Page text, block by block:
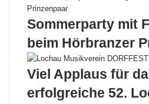
e
m
„
S
P
A
R
b
l
a
c
t
a
Sommerparty mit
beim Hörbranzer
Viel Applaus für
erfolgreiche 52.